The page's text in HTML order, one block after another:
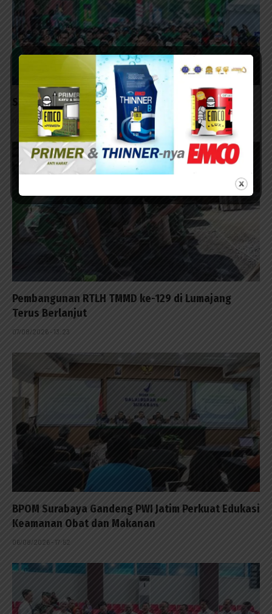
Surabaya Penutup Milo Activ Indonesia Race 2026
07/08/2026 - 14:42
Pembangunan RTLH TMMD ke-129 di Lumajang
Terus Berlanjut
07/08/2026 - 13:23
BPOM Surabaya Gandeng PWI Jatim Perkuat Edukasi
Keamanan Obat dan Makanan
06/08/2026 - 17:52